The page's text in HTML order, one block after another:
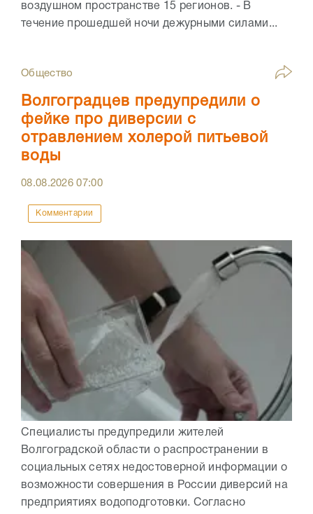
воздушном пространстве 15 регионов. - В
течение прошедшей ночи дежурными силами...
Общество
Волгоградцев предупредили о
фейке про диверсии с
отравлением холерой питьевой
воды
08.08.202607:00
Комментарии
Специалисты предупредили жителей
Волгоградской области о распространении в
социальных сетях недостоверной информации о
возможности совершения в России диверсий на
предприятиях водоподготовки. Согласно